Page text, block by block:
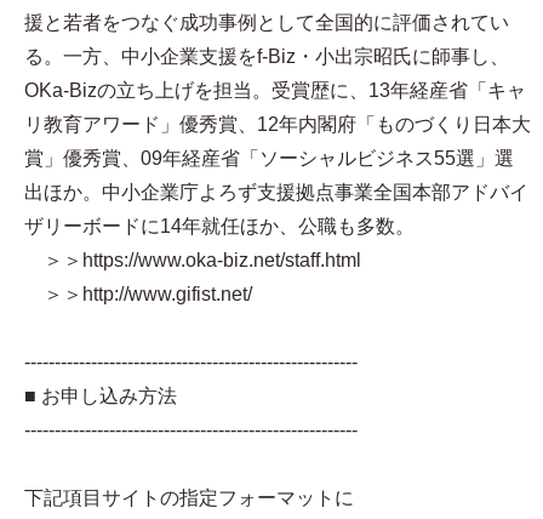
援と若者をつなぐ成功事例として全国的に評価されてい
る。一方、中小企業支援をf-Biz・小出宗昭氏に師事し、
OKa-Bizの立ち上げを担当。受賞歴に、13年経産省「キャ
リ教育アワード」優秀賞、12年内閣府「ものづくり日本大
賞」優秀賞、09年経産省「ソーシャルビジネス55選」選
出ほか。中小企業庁よろず支援拠点事業全国本部アドバイ
ザリーボードに14年就任ほか、公職も多数。
＞＞https://www.oka-biz.net/staff.html
＞＞http://www.gifist.net/
-------------------------------------------------------
■ お申し込み方法
-------------------------------------------------------
下記項目サイトの指定フォーマットに